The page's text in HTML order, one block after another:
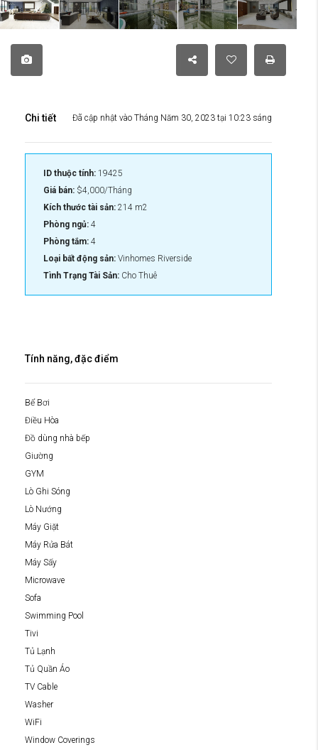
Chi tiết Đã cập nhật vào Tháng Năm 30, 2023 tại 10:23 sáng
ID thuộc tính: 19425
Giá bán: $4,000/Tháng
Kích thước tài sản: 214 m2
Phòng ngủ: 4
Phòng tắm: 4
Loại bất động sản: Vinhomes Riverside
Tình Trạng Tài Sản: Cho Thuê
Tính năng, đặc điểm
Bể Bơi
Điều Hòa
Đồ dùng nhà bếp
Giường
GYM
Lò Ghi Sóng
Lò Nướng
Máy Giặt
Máy Rửa Bát
Máy Sấy
Microwave
Sofa
Swimming Pool
Tivi
Tủ Lạnh
Tủ Quần Áo
TV Cable
Washer
WiFi
Window Coverings